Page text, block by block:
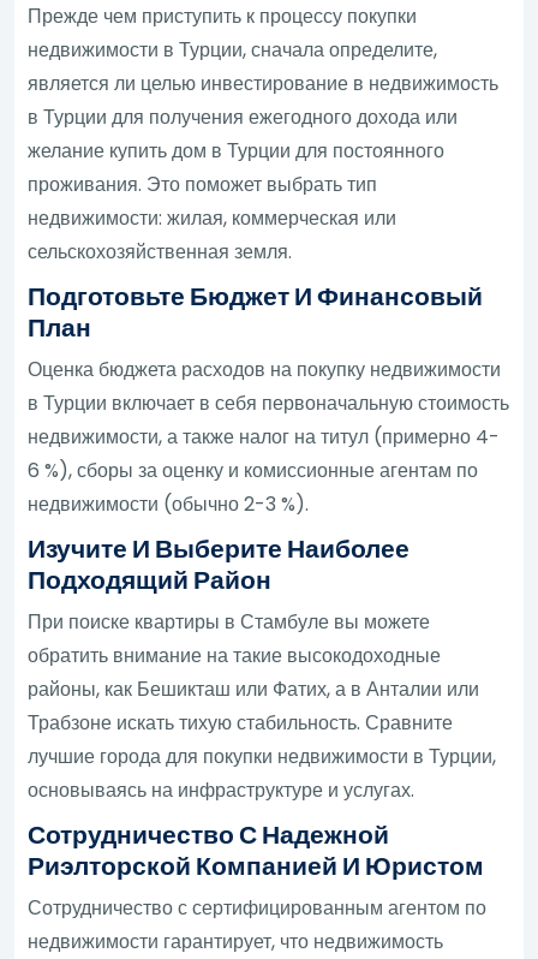
Прежде чем приступить к процессу покупки
недвижимости в Турции, сначала определите,
является ли целью инвестирование в недвижимость
в Турции для получения ежегодного дохода или
желание купить дом в Турции для постоянного
проживания. Это поможет выбрать тип
недвижимости: жилая, коммерческая или
сельскохозяйственная земля.
Подготовьте Бюджет И Финансовый
План
Оценка бюджета расходов на покупку недвижимости
в Турции включает в себя первоначальную стоимость
недвижимости, а также налог на титул (примерно 4-
6 %), сборы за оценку и комиссионные агентам по
недвижимости (обычно 2-3 %).
Изучите И Выберите Наиболее
Подходящий Район
При поиске квартиры в Стамбуле вы можете
обратить внимание на такие высокодоходные
районы, как Бешикташ или Фатих, а в Анталии или
Трабзоне искать тихую стабильность. Сравните
лучшие города для покупки недвижимости в Турции,
основываясь на инфраструктуре и услугах.
Сотрудничество С Надежной
Риэлторской Компанией И Юристом
Сотрудничество с сертифицированным агентом по
недвижимости гарантирует, что недвижимость